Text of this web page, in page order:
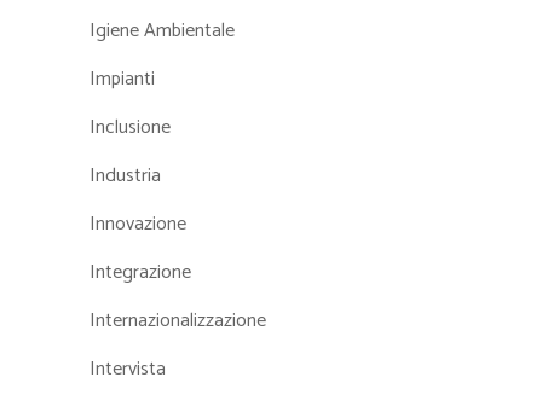
Igiene Ambientale
Impianti
Inclusione
Industria
Innovazione
Integrazione
Internazionalizzazione
Intervista